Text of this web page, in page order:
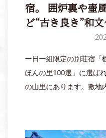
宿。 囲炉裏や壷
ど“古き良き”和文
一日一組限定の別荘宿「
ほんの里100選」に選ば
の山里にあります。敷地
園を備える新築の2号店
宿泊者限定の無料ワーク